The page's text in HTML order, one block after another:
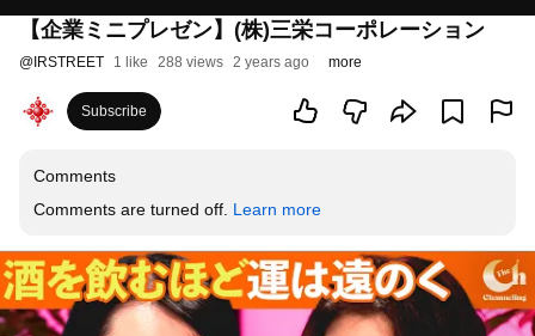
【企業ミニプレゼン】(株)三栄コーポレーション
@ IRSTREET 1 like 288 views 2 years ago more
Subscribe
Comments
Comments are turned off. Learn more